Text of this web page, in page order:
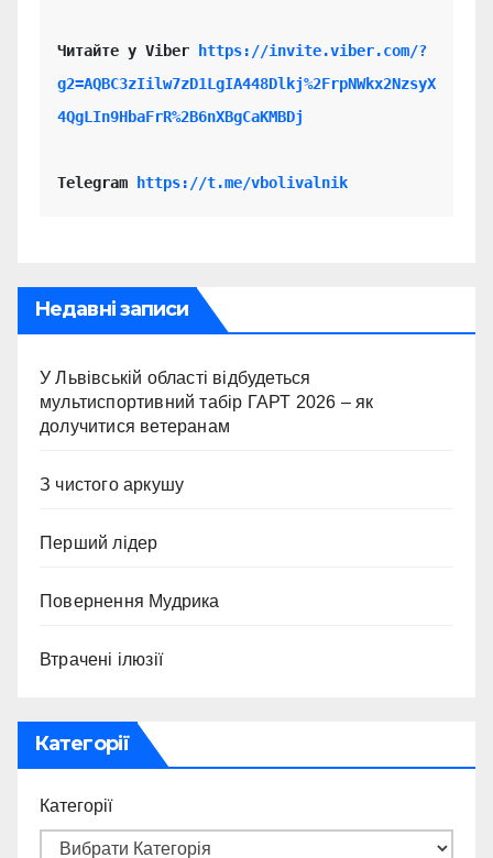
Читайте у Viber
https://invite.viber.com/?
g2=AQBC3zIilw7zD1LgIA448Dlkj%2FrpNWkx2NzsyX
4QgLIn9HbaFrR%2B6nXBgCaKMBDj
Telegram https://t.me/vbolivalnik
Недавні записи
У Львівській області відбудеться
мультиспортивний табір ГАРТ 2026 – як
долучитися ветеранам
З чистого аркушу
Перший лідер
Повернення Мудрика
Втрачені ілюзії
Категорії
Категорії